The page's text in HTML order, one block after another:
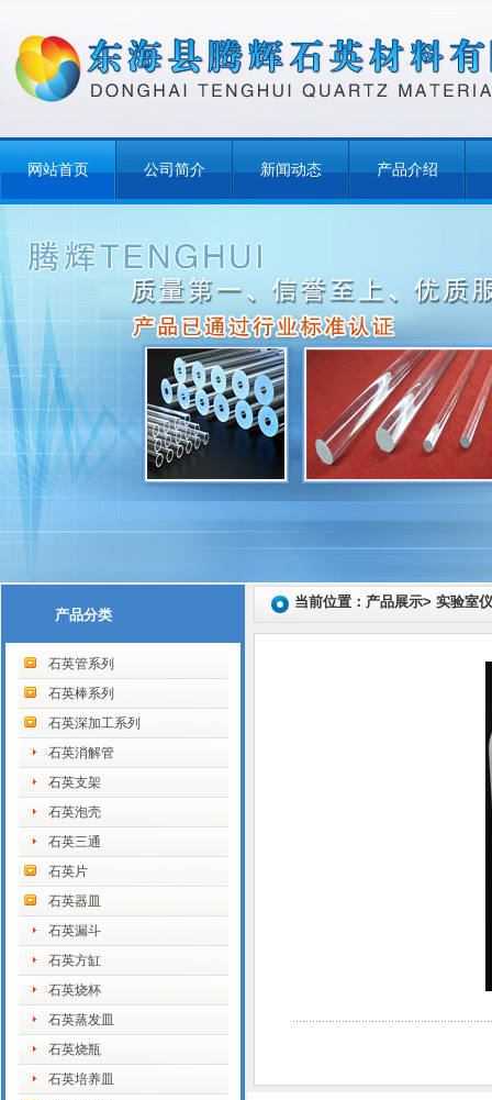
网站首页 公司简介 新闻动态 产品介绍
产品分类
石英管系列
石英棒系列
石英深加工系列
石英消解管
石英支架
石英泡壳
石英三通
石英片
石英器皿
石英漏斗
石英方缸
石英烧杯
石英蒸发皿
石英烧瓶
石英培养皿
当前位置：产品展示> 实验室